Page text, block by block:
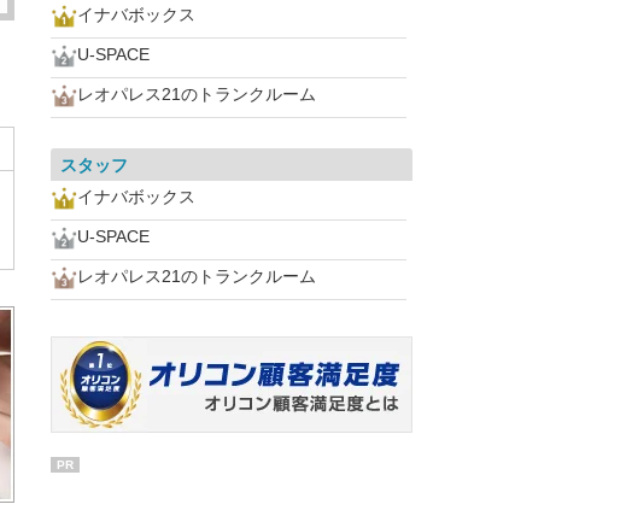
イナバボックス
U-SPACE
レオパレス21のトランクルーム
スタッフ
イナバボックス
U-SPACE
レオパレス21のトランクルーム
PR